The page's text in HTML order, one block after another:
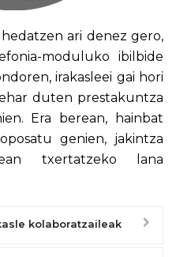
ari denez gero,
moduluko ibilbide
irakasleei gai hori
duten prestakuntza
Era berean, hainbat
genien, jakintza
txertatzeko lana
kolaboratzaileak